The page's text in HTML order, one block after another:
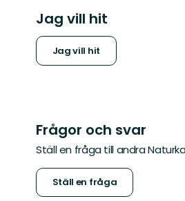
Jag vill hit
Jag vill hit
Frågor och svar
Ställ en fråga till andra
Ställ en fråga